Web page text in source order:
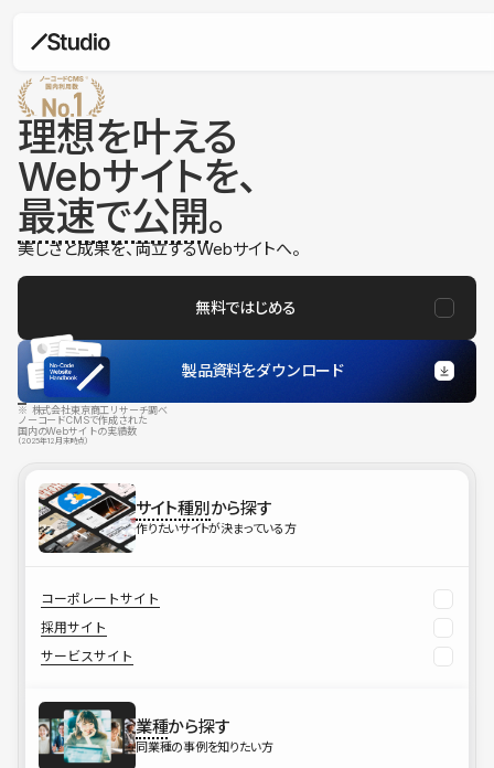
理想を叶える
Webサイトを、
最速で公開。
美しさと成果を、両立するWebサイトへ。
無料ではじめる
製品資料をダウンロード
※ 株式会社東京商工リサーチ調べ
ノーコードCMSで作成された
国内のWebサイトの実績数
（2025年12月末時点）
サイト種別から探す
作りたいサイトが決まっている方
コーポレートサイト
採用サイト
サービスサイト
業種から探す
同業種の事例を知りたい方